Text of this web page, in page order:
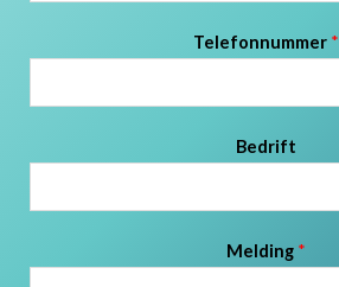
Telefonnummer *
Bedrift
Melding *